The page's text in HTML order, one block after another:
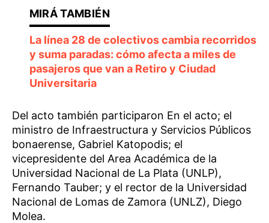
La línea 28 de colectivos cambia recorridos
y suma paradas: cómo afecta a miles de
pasajeros que van a Retiro y Ciudad
Universitaria
Del acto también participaron En el acto; el
ministro de Infraestructura y Servicios Públicos
bonaerense, Gabriel Katopodis; el
vicepresidente del Area Académica de la
Universidad Nacional de La Plata (UNLP),
Fernando Tauber; y el rector de la Universidad
Nacional de Lomas de Zamora (UNLZ), Diego
Molea.